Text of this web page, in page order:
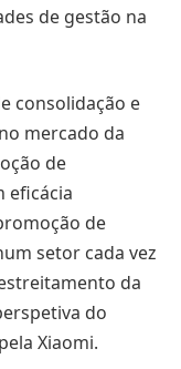
de gestão na
consolidação e
mercado da
de
eficácia
de
setor cada vez
da
do
Xiaomi.